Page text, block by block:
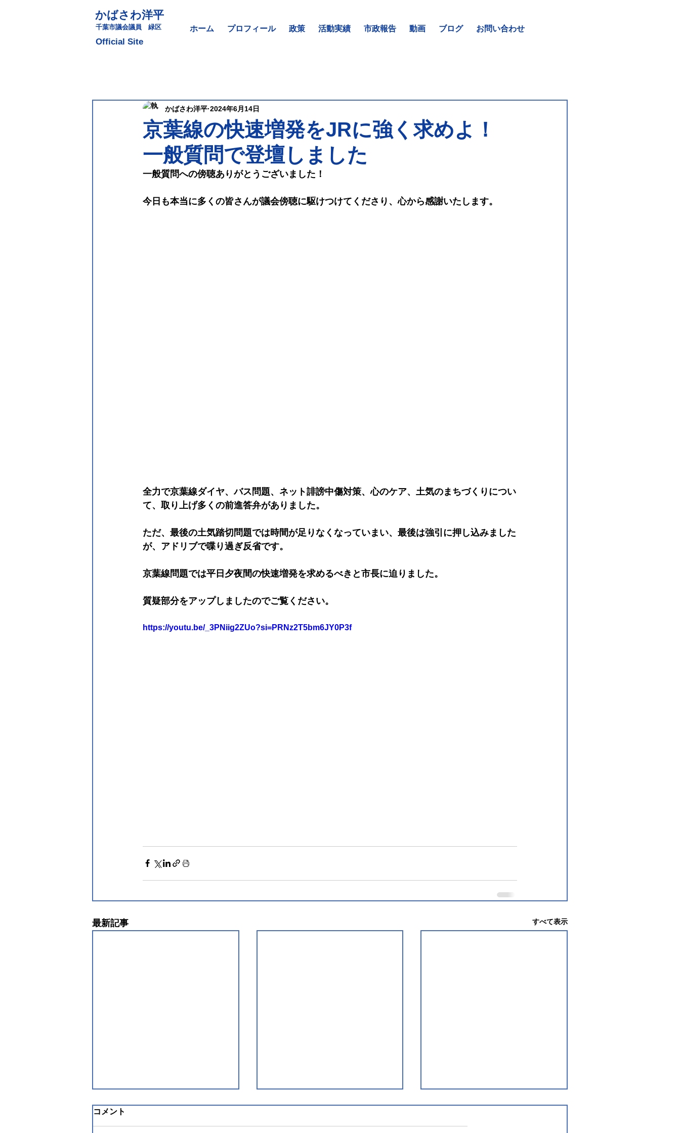
かばさわ洋平
​千葉市議会議員 緑区
​Official Site
ホーム プロフィール 政策 活動実績 市政報告 動画 ブログ お問い合わせ
京葉線の快速増発をJRに強く求めよ！
一般質問で登壇しました
かばさわ洋平 2024年6月14日
一般質問への傍聴ありがとうございました！
今日も本当に多くの皆さんが議会傍聴に駆けつけてくださり、心から感謝いたします。
全力で京葉線ダイヤ、バス問題、ネット誹謗中傷対策、心のケア、土気のまちづくりについ
て、取り上げ多くの前進答弁がありました。
ただ、最後の土気踏切問題では時間が足りなくなっていまい、最後は強引に押し込みました
が、アドリブで喋り過ぎ反省です。
京葉線問題では平日夕夜間の快速増発を求めるべきと市長に迫りました。
質疑部分をアップしましたのでご覧ください。
https://youtu.be/_3PNiig2ZUo?si=PRNz2T5bm6JY0P3f
最新記事 すべて表示
コメント